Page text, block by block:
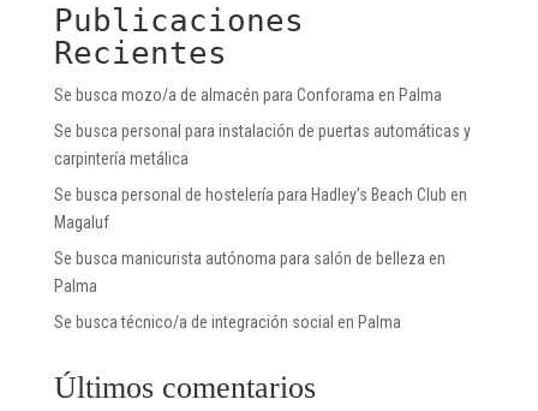
Publicaciones
Recientes
Se busca mozo/a de almacén para Conforama en Palma
Se busca personal para instalación de puertas automáticas y
carpintería metálica
Se busca personal de hostelería para Hadley’s Beach Club en
Magaluf
Se busca manicurista autónoma para salón de belleza en
Palma
Se busca técnico/a de integración social en Palma
Últimos comentarios